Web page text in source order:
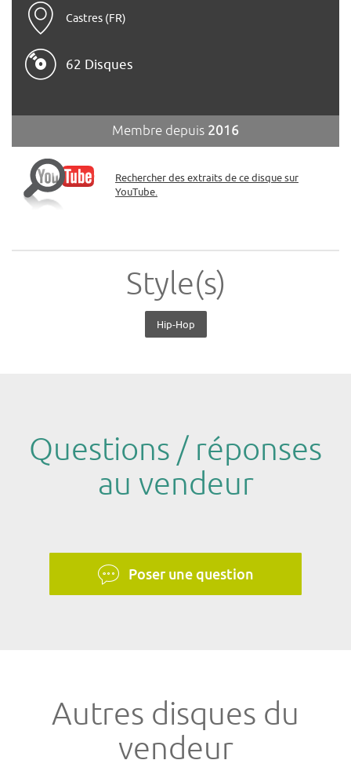
Castres (FR)
62 Disques
Membre depuis 2016
Rechercher des extraits de ce disque sur
YouTube.
Style(s)
Hip-Hop
Questions / réponses
au vendeur
Poser une question
Autres disques du
vendeur